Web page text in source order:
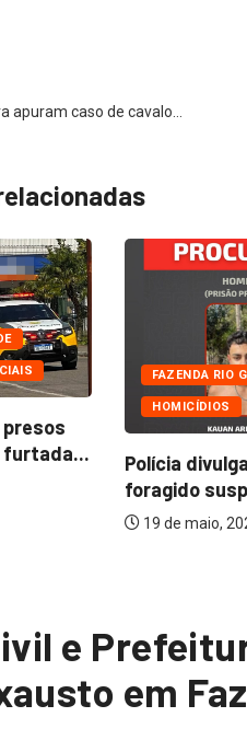
apuram caso de cavalo…
FAZENDA RIO
HOMICÍDIOS
Polícia
foragido
19 de maio, 2026
e
em